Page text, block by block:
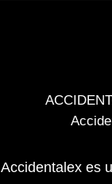
Accidentalex es